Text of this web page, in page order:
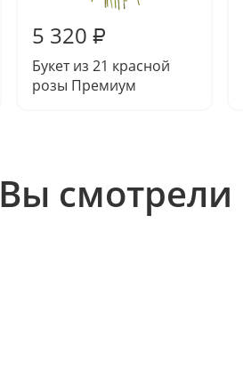
5 320 ₽
Букет из 21 красной
розы Премиум
Вы смотрели